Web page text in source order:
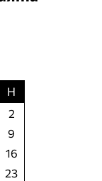
Н
2
9
16
23